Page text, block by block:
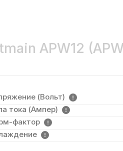
APW12
(Вольт)
тока (Ампер)
фактор